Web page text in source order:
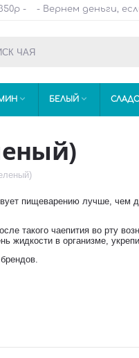
- - Вернем деньги,
 БЕЛЫЙ 
пищеварению лучше, чем
такого чаепития во рту
жидкости в организме,